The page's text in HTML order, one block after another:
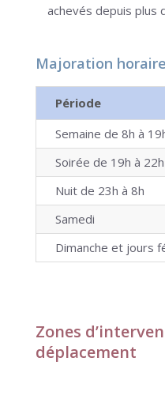
achevés depuis plus
Majoration horaire
Période
Semaine de 8h à
Soirée de 19h à 22h
Nuit de 23h à 8h
Samedi
Dimanche et jours
Zones
déplacement